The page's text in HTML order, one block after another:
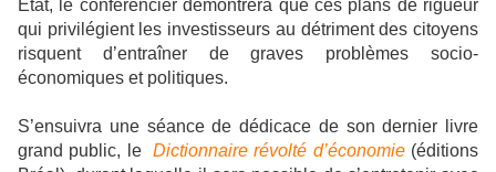
État, le conférencier démontrera que ces plans de rigueur
qui privilégient les investisseurs au détriment des citoyens
risquent d’entraîner de graves problèmes socio-
économiques et politiques.
S’ensuivra une séance de dédicace de son dernier livre
grand public, le Dictionnaire révolté d’économie(éditions